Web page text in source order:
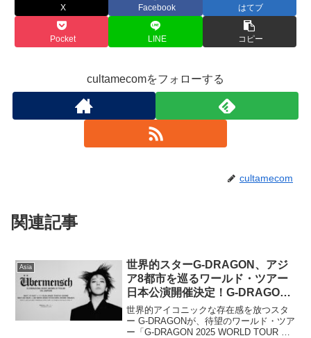
X Facebook はてブ
Pocket LINE コピー
cultamecomをフォローする
cultamecom
関連記事
Asia
世界的スターG-DRAGON、アジ
ア8都市を巡るワールド・ツアー
日本公演開催決定！G-DRAGON
2025 WORLD TOUR
[Übermensch] IN JAPAN
世界的アイコニックな存在感を放つスタ
ー G-DRAGONが、待望のワールド・ツア
ー「G-DRAGON 2025 WORLD TOUR 」